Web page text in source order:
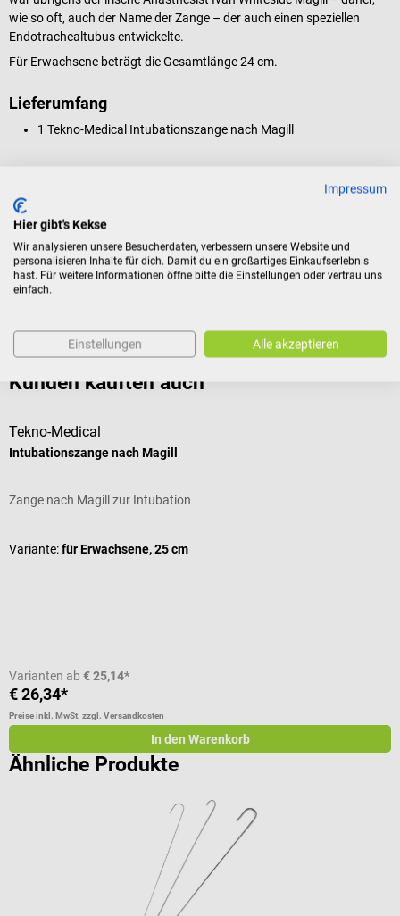
wie so oft, auch der Name der Zange – der auch einen speziellen
Endotrachealtubus entwickelte.
Für Erwachsene beträgt die Gesamtlänge 24 cm.
Lieferumfang
1 Tekno-Medical Intubationszange nach Magill
Eigenschaften
Produktidentifikation
Kunden kauften auch
Tekno-Medical
Intubationszange nach Magill
Zange nach Magill zur Intubation
Variante:für Erwachsene, 25 cm
Varianten ab € 25,14*
€ 26,34*
Preise inkl. MwSt. zzgl. Versandkosten
In den Warenkorb
Ähnliche Produkte
Impressum
Hier gibt's Kekse
Wir analysieren unsere Besucherdaten, verbessern unsere Website und
personalisieren Inhalte für dich. Damit du ein großartiges Einkaufserlebnis
hast. Für weitere Informationen öffne bitte die Einstellungen oder vertrau uns
einfach.
Einstellungen Alle akzeptieren